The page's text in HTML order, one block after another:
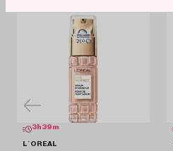
3 h 39 m
L´OREAL